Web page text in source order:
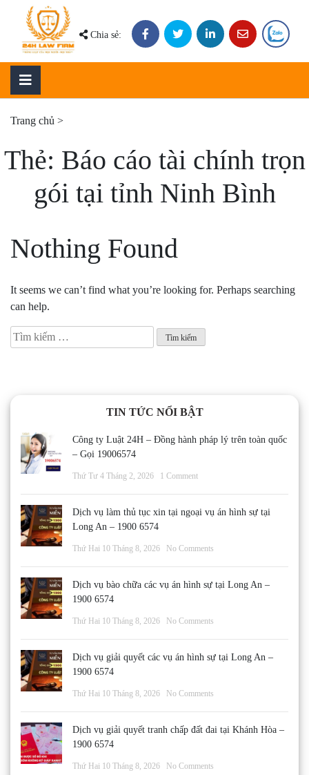
content
Chia sẻ:
Trang chủ >
Thẻ: Báo cáo tài chính trọn
gói tại tỉnh Ninh Bình
Nothing Found
It seems we can’t find what you’re looking for. Perhaps searching
can help.
Tìm
kiếm
TIN TỨC NỔI BẬT
Công ty Luật 24H – Đồng hành pháp lý trên toàn quốc
– Gọi 19006574
Thứ Tư 4 Tháng 2, 2026 1 Comment
Dịch vụ làm thủ tục xin tại ngoại vụ án hình sự tại
Long An – 1900 6574
Thứ Hai 10 Tháng 8, 2026 No Comments
Dịch vụ bào chữa các vụ án hình sự tại Long An –
1900 6574
Thứ Hai 10 Tháng 8, 2026 No Comments
Dịch vụ giải quyết các vụ án hình sự tại Long An –
1900 6574
Thứ Hai 10 Tháng 8, 2026 No Comments
Dịch vụ giải quyết tranh chấp đất đai tại Khánh Hòa –
1900 6574
Thứ Hai 10 Tháng 8, 2026 No Comments